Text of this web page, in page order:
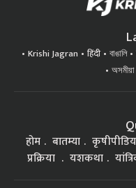
Krishi Jagran हिंदी বাঙালি
অসমীয়া
होम बातम्या
प्रक्रिया
यशकथा